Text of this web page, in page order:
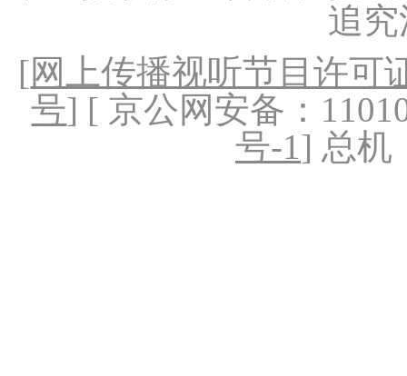
追
[网上传播视听节目许可
号] [ 京公网安备：
号-1] 总机